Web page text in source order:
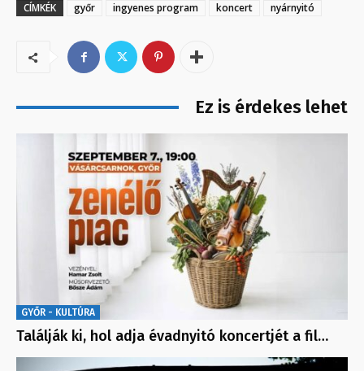
CÍMKÉK győr ingyenes program koncert nyárnyitó
Ez is érdekes lehet
GYŐR - KULTÚRA
Találják ki, hol adja évadnyitó koncertjét a fil…